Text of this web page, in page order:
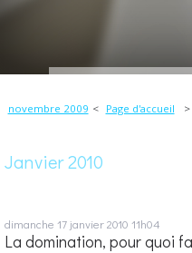
novembre 2009 Page d'accueil
Janvier 2010
dimanche 17 janvier 2010 11h04
La domination, pour quoi